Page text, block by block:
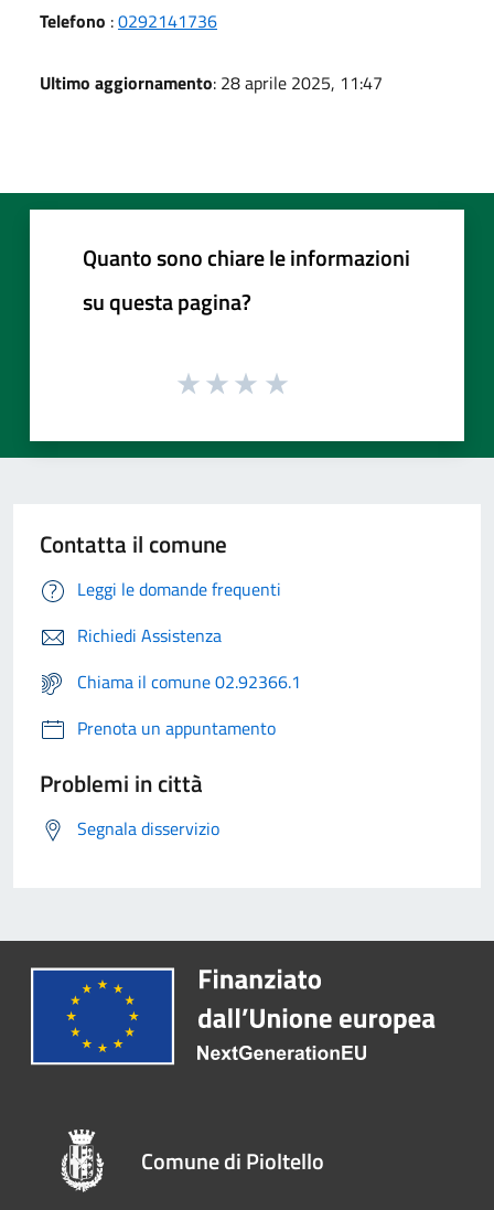
Telefono :0292141736
Ultimo aggiornamento: 28 aprile 2025, 11:47
Quanto sono chiare le informazioni
su questa pagina?
Contatta il comune
Leggi le domande frequenti
Richiedi Assistenza
Chiama il comune 02.92366.1
Prenota un appuntamento
Problemi in città
Segnala disservizio
Comune di Pioltello